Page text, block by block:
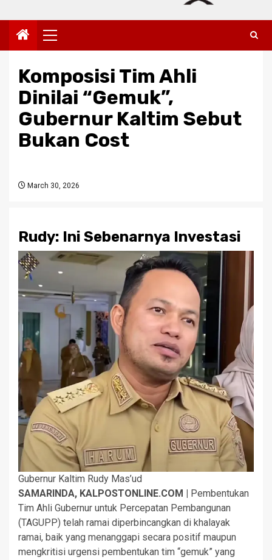
Primary
Menu
Komposisi Tim Ahli
Dinilai “Gemuk”,
Gubernur Kaltim Sebut
Bukan Cost
March 30, 2026
Rudy: Ini Sebenarnya Investasi
Gubernur Kaltim Rudy Mas’ud
SAMARINDA, KALPOSTONLINE.COM | Pembentukan
Tim Ahli Gubernur untuk Percepatan Pembangunan
(TAGUPP) telah ramai diperbincangkan di khalayak
ramai, baik yang menanggapi secara positif maupun
mengkritisi urgensi pembentukan tim “gemuk” yang